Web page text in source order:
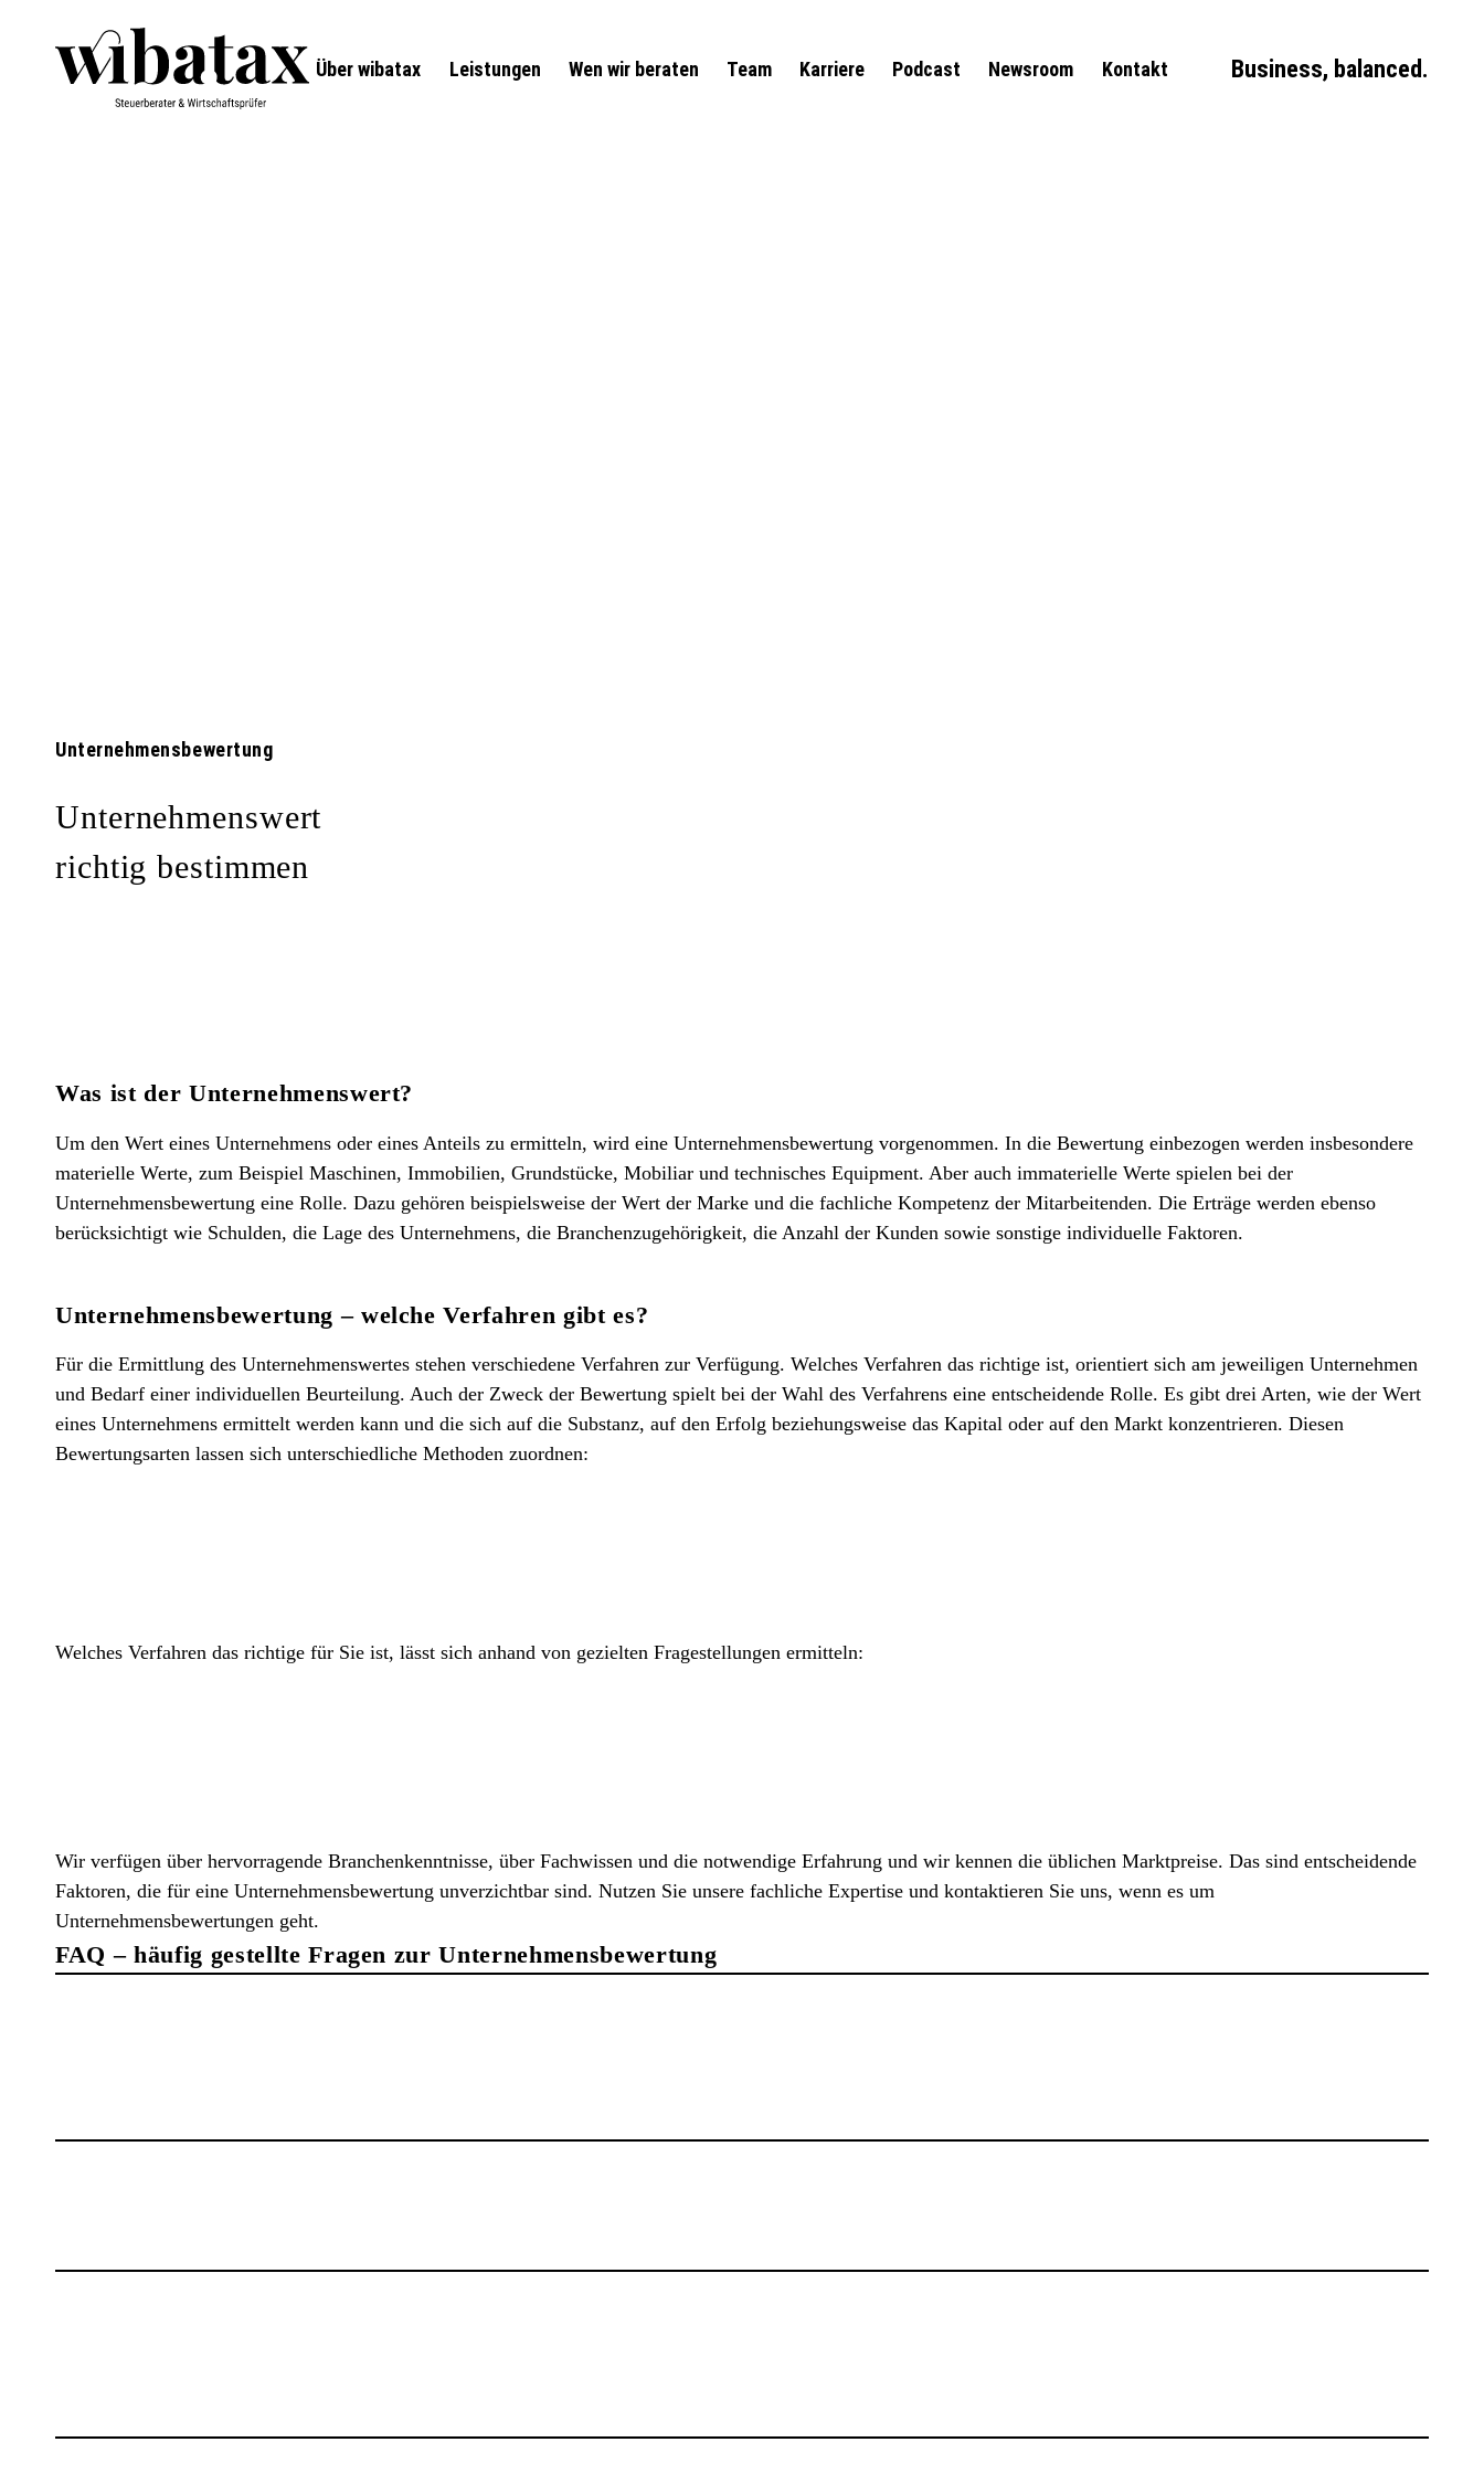
Über wibatax Leistungen Wen wir beraten Team Karriere Podcast Newsroom Kontakt Business, balanced.
Unternehmensbewertung
Unternehmenswert
richtig bestimmen
Was ist der Unternehmenswert?
Um den Wert eines Unternehmens oder eines Anteils zu ermitteln, wird eine Unternehmensbewertung vorgenommen. In die Bewertung einbezogen werden insbesondere
materielle Werte, zum Beispiel Maschinen, Immobilien, Grundstücke, Mobiliar und technisches Equipment. Aber auch immaterielle Werte spielen bei der
Unternehmensbewertung eine Rolle. Dazu gehören beispielsweise der Wert der Marke und die fachliche Kompetenz der Mitarbeitenden. Die Erträge werden ebenso
berücksichtigt wie Schulden, die Lage des Unternehmens, die Branchenzugehörigkeit, die Anzahl der Kunden sowie sonstige individuelle Faktoren.
Unternehmensbewertung – welche Verfahren gibt es?
Für die Ermittlung des Unternehmenswertes stehen verschiedene Verfahren zur Verfügung. Welches Verfahren das richtige ist, orientiert sich am jeweiligen Unternehmen
und Bedarf einer individuellen Beurteilung. Auch der Zweck der Bewertung spielt bei der Wahl des Verfahrens eine entscheidende Rolle. Es gibt drei Arten, wie der Wert
eines Unternehmens ermittelt werden kann und die sich auf die Substanz, auf den Erfolg beziehungsweise das Kapital oder auf den Markt konzentrieren. Diesen
Bewertungsarten lassen sich unterschiedliche Methoden zuordnen:
Welches Verfahren das richtige für Sie ist, lässt sich anhand von gezielten Fragestellungen ermitteln:
Wir verfügen über hervorragende Branchenkenntnisse, über Fachwissen und die notwendige Erfahrung und wir kennen die üblichen Marktpreise. Das sind entscheidende
Faktoren, die für eine Unternehmensbewertung unverzichtbar sind. Nutzen Sie unsere fachliche Expertise und kontaktieren Sie uns, wenn es um
Unternehmensbewertungen geht.
FAQ – häufig gestellte Fragen zur Unternehmensbewertung
Aktionären.